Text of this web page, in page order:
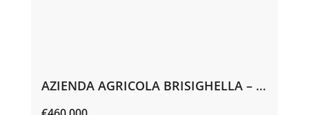
AZIENDA AGRICOLA BRISIGHELLA – LOC. ZATTAGLIA € 460.000